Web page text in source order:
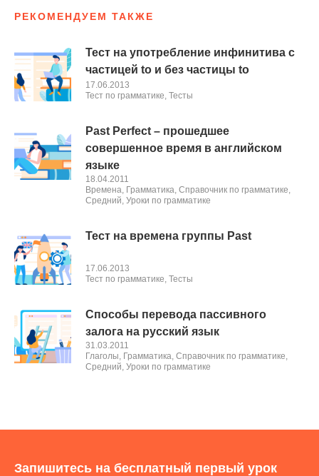
РЕКОМЕНДУЕМ ТАКЖЕ
Тест на употребление инфинитива с
частицей to и без частицы to
17.06.2013
Тест по грамматике, Тесты
Past Perfect – прошедшее
совершенное время в английском
языке
18.04.2011
Времена, Грамматика, Справочник по грамматике,
Средний, Уроки по грамматике
Тест на времена группы Past
17.06.2013
Тест по грамматике, Тесты
Способы перевода пассивного
залога на русский язык
31.03.2011
Глаголы, Грамматика, Справочник по грамматике,
Средний, Уроки по грамматике
Запишитесь на бесплатный первый урок